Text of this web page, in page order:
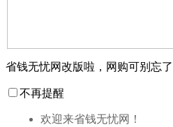
省钱无忧网改版啦，网购可别忘
不再提醒
欢迎来省钱无忧网！